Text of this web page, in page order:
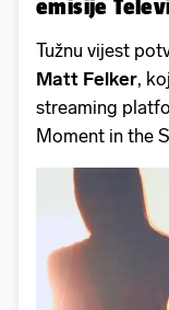
emisije
Tužnu vijest
Matt Felker,
streaming
Moment in the